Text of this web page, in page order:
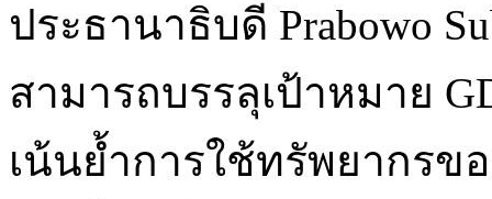
ประธานาธิบดี Prabowo
สามารถบรรลุเป้าหมาย
เน้นย้ำการใช้ทรัพยากรข